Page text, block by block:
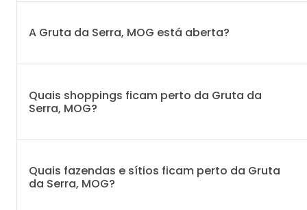
A Gruta da Serra, MOG está aberta?
Quais shoppings ficam perto da Gruta da
Serra, MOG?
Quais fazendas e sítios ficam perto da Gruta
da Serra, MOG?